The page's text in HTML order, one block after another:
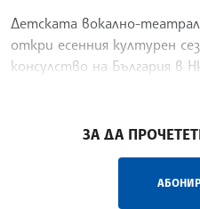
Детската вокално-
откри есенния културен
консулство на България в
ЗА ДА